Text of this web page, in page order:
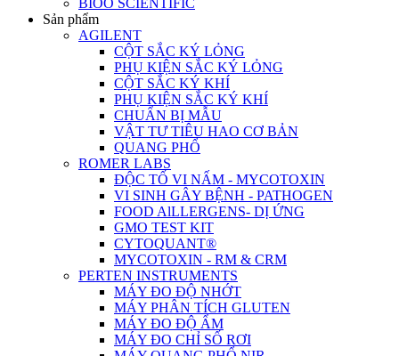
BIOO SCIENTIFIC
Sản phẩm
AGILENT
CỘT SẮC KÝ LỎNG
PHỤ KIỆN SẮC KÝ LỎNG
CỘT SẮC KÝ KHÍ
PHỤ KIỆN SẮC KÝ KHÍ
CHUẨN BỊ MẪU
VẬT TƯ TIÊU HAO CƠ BẢN
QUANG PHỔ
ROMER LABS
ĐỘC TỐ VI NẤM - MYCOTOXIN
VI SINH GÂY BỆNH - PATHOGEN
FOOD AlLLERGENS- DỊ ỨNG
GMO TEST KIT
CYTOQUANT®
MYCOTOXIN - RM & CRM
PERTEN INSTRUMENTS
MÁY ĐO ĐỘ NHỚT
MÁY PHÂN TÍCH GLUTEN
MÁY ĐO ĐỘ ẨM
MÁY ĐO CHỈ SỐ RƠI